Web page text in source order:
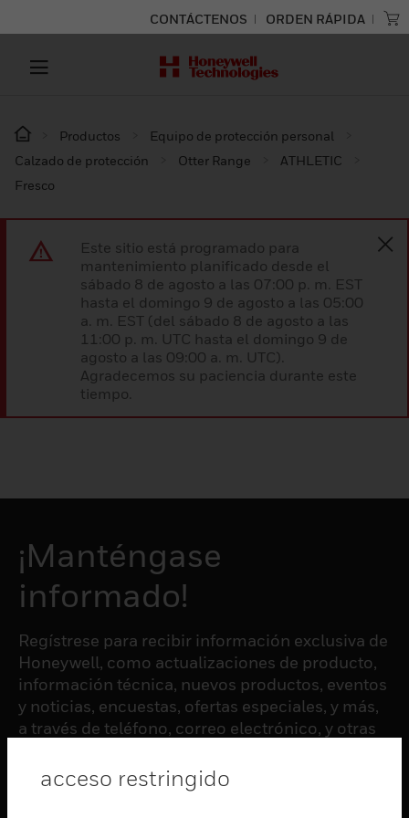
CONTÁCTENOS ORDEN RÁPIDA
Productos
Equipo de protección personal
Calzado de protección
Otter Range
ATHLETIC
Fresco
Este sitio está programado para
mantenimiento planificado desde el
sábado 8 de agosto a las 07:00 p. m. EST
hasta el domingo 9 de agosto a las 05:00
a. m. EST (del sábado 8 de agosto a las
11:00 p. m. UTC hasta el domingo 9 de
agosto a las 09:00 a. m. UTC).
Agradecemos su paciencia durante este
tiempo.
¡Manténgase
informado!
Regístrese para recibir información exclusiva de
Honeywell, como actualizaciones de producto,
información técnica, nuevos productos, eventos
y noticias, encuestas, ofertas especiales, y más,
a través de teléfono, correo electrónico, y otras
acceso restringido